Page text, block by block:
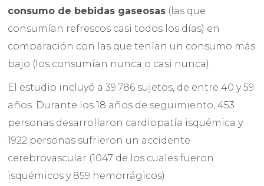
consumo de bebidas gaseosas (las que
consumían refrescos casi todos los días) en
comparación con las que tenían un consumo más
bajo (los consumían nunca o casi nunca).
El estudio incluyó a 39.786 sujetos, de entre 40 y 59
años. Durante los 18 años de seguimiento, 453
personas desarrollaron cardiopatía isquémica y
1922 personas sufrieron un accidente
cerebrovascular (1047 de los cuales fueron
isquémicos y 859 hemorrágicos).